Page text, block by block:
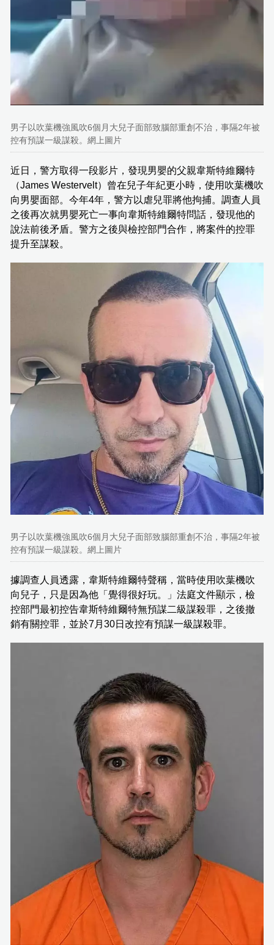
男子以吹葉機強風吹6個月大兒子面部致腦部重創不治，事隔2年被
控有預謀一級謀殺。網上圖片
近日，警方取得一段影片，發現男嬰的父親韋斯特維爾特
（James Westervelt）曾在兒子年紀更小時，使用吹葉機吹
向男嬰面部。今年4年，警方以虐兒罪將他拘捕。調查人員
之後再次就男嬰死亡一事向韋斯特維爾特問話，發現他的
說法前後矛盾。警方之後與檢控部門合作，將案件的控罪
提升至謀殺。
男子以吹葉機強風吹6個月大兒子面部致腦部重創不治，事隔2年被
控有預謀一級謀殺。網上圖片
據調查人員透露，韋斯特維爾特聲稱，當時使用吹葉機吹
向兒子，只是因為他「覺得很好玩。」法庭文件顯示，檢
控部門最初控告韋斯特維爾特無預謀二級謀殺罪，之後撤
銷有關控罪，並於7月30日改控有預謀一級謀殺罪。